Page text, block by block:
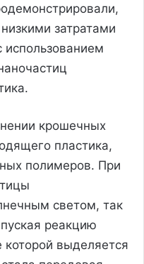
затратами
использованием
крошечных
пластика,
полимеров. При
светом, так
реакцию
которой выделяется